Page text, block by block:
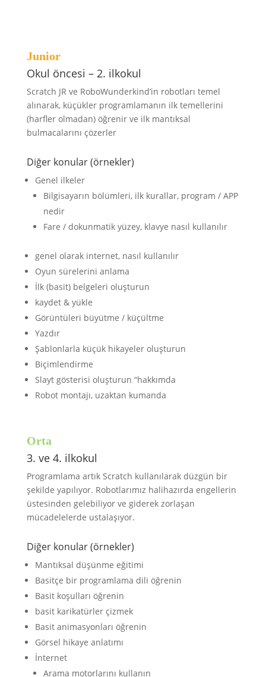
Junior
Okul öncesi – 2. ilkokul
Scratch JR ve RoboWunderkind’in robotları temel
alınarak, küçükler programlamanın ilk temellerini
(harfler olmadan) öğrenir ve ilk mantıksal
bulmacalarını çözerler
Diğer konular (örnekler)
Genel ilkeler
Bilgisayarın bölümleri, ilk kurallar, program / APP
nedir
Fare / dokunmatik yüzey, klavye nasıl kullanılır
genel olarak internet, nasıl kullanılır
Oyun sürelerini anlama
İlk (basit) belgeleri oluşturun
kaydet & yükle
Görüntüleri büyütme / küçültme
Yazdır
Şablonlarla küçük hikayeler oluşturun
Biçimlendirme
Slayt gösterisi oluşturun “hakkımda
Robot montajı, uzaktan kumanda
Orta
3. ve 4. ilkokul
Programlama artık Scratch kullanılarak düzgün bir
şekilde yapılıyor. Robotlarımız halihazırda engellerin
üstesinden gelebiliyor ve giderek zorlaşan
mücadelelerde ustalaşıyor.
Diğer konular (örnekler)
Mantıksal düşünme eğitimi
Basitçe bir programlama dili öğrenin
Basit koşulları öğrenin
basit karikatürler çizmek
Basit animasyonları öğrenin
Görsel hikaye anlatımı
İnternet
Arama motorlarını kullanın